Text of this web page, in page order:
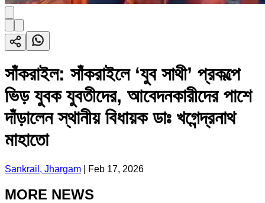
সাঁকরাইল: সাঁকরাইলে ‘যুব সাথী’ প্রকল্পে
ভিড় যুবক যুবতীদের, আবেদনকারীদের পাশে
দাঁড়ালেন স্থানীয় বিধায়ক ডাঃ খগেন্দ্রনাথ
মাহাতো
Sankrail, Jhargam Feb 17, 2026
MORE NEWS